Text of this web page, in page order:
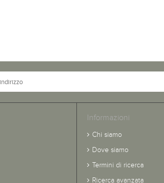
Informazioni
Chi siamo
Dove siamo
Termini di ricerca
Ricerca avanzata